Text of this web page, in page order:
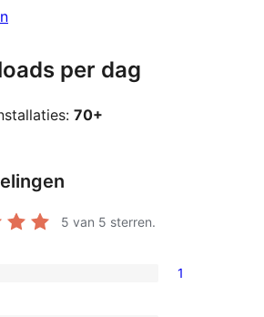
per dag
70+
5 van 5 sterren.
1